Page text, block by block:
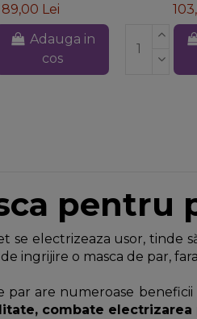
89,00 Lei
Adauga in
cos
pentru
se electrizeaza usor, tinde
ingrijire o masca de par,
par are numeroase
combate